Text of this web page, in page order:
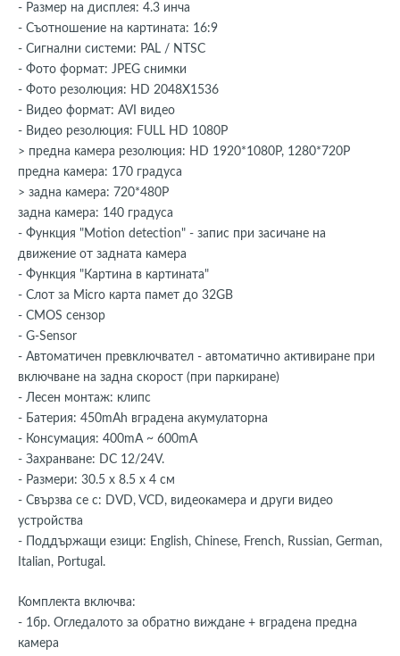
- Размер на дисплея: 4.3 инча
- Съотношение на картината: 16:9
- Сигнални системи: PAL / NTSC
- Фото формат: JPEG снимки
- Фото резолюция: HD 2048X1536
- Видео формат: AVI видео
- Видео резолюция: FULL HD 1080P
> предна камера резолюция: HD 1920*1080P, 1280*720P
предна камера: 170 градуса
> задна камера: 720*480P
задна камера: 140 градуса
- Функция "Motion detection" - запис при засичане на
движение от задната камера
- Функция "Картина в картината"
- Слот за Micro карта памет до 32GB
- CMOS сензор
- G-Sensor
- Автоматичен превключвател - автоматично активиране при
включване на задна скорост (при паркиране)
- Лесен монтаж: клипс
- Батерия: 450mAh вградена акумулаторна
- Консумация: 400mA ~ 600mA
- Захранване: DC 12/24V.
- Размери: 30.5 х 8.5 х 4 см
- Свързва се с: DVD, VCD, видеокамера и други видео
устройства
- Поддържащи езици: English, Chinese, French, Russian, German,
Italian, Portugal.
Комплекта включва:
- 1бр. Огледалото за обратно виждане + вградена предна
камера